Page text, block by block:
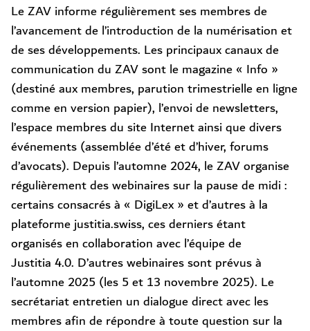
Le ZAV informe régulièrement ses membres de
l’avancement de l’introduction de la numérisation et
de ses développements. Les principaux canaux de
communication du ZAV sont le magazine « Info »
(destiné aux membres, parution trimestrielle en ligne
comme en version papier), l’envoi de newsletters,
l’espace membres du site Internet ainsi que divers
événements (assemblée d’été et d’hiver, forums
d’avocats). Depuis l’automne 2024, le ZAV organise
régulièrement des webinaires sur la pause de midi :
certains consacrés à « DigiLex » et d’autres à la
plateforme justitia.swiss, ces derniers étant
organisés en collaboration avec l’équipe de
Justitia 4.0. D’autres webinaires sont prévus à
l’automne 2025 (les 5 et 13 novembre 2025). Le
secrétariat entretien un dialogue direct avec les
membres afin de répondre à toute question sur la